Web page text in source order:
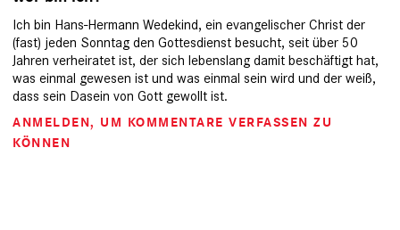
Ich bin Hans-Hermann Wedekind, ein evangelischer Christ der
(fast) jeden Sonntag den Gottesdienst besucht, seit über 50
Jahren verheiratet ist, der sich lebenslang damit beschäftigt hat,
was einmal gewesen ist und was einmal sein wird und der weiß,
dass sein Dasein von Gott gewollt ist.
ANMELDEN, UM KOMMENTARE VERFASSEN ZU
KÖNNEN